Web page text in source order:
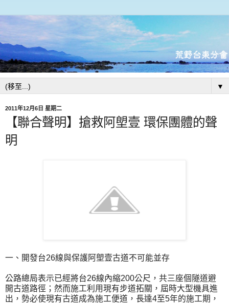
▼
2011年12月6日 星期二
【聯合聲明】搶救阿塱壹 環保團體的聲
明
一、開發台26線與保護阿塱壹古道不可能並存
公路總局表示已經將台26線內縮200公尺，共三座個隧道避
開古道路徑；然而施工利用現有步道拓關，屆時大型機具進
出，勢必使現有古道成為施工便道，長達4至5年的施工期，